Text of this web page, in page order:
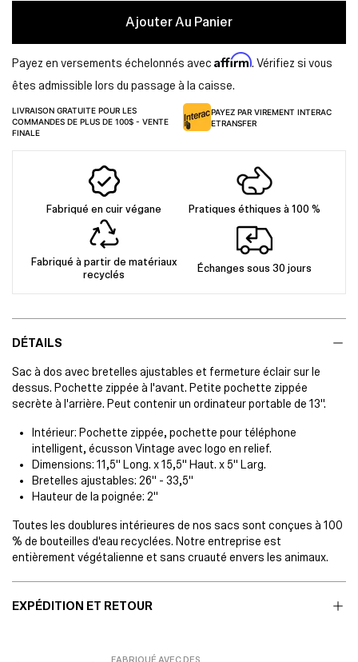
Ajouter Au Panier
Payez en versements échelonnés avec Affirm. Vérifiez si vous
êtes admissible lors du passage à la caisse.
LIVRAISON GRATUITE POUR LES
COMMANDES DE PLUS DE 100$ - VENTE
FINALE
PAYEZ PAR VIREMENT INTERAC
ETRANSFER
Fabriqué en cuir végane Pratiques éthiques à 100 %
Fabriqué à partir de matériaux
recyclés
Échanges sous 30 jours
DÉTAILS
Sac à dos avec bretelles ajustables et fermeture éclair sur le
dessus. Pochette zippée à l'avant. Petite pochette zippée
secrète à l'arrière. Peut contenir un ordinateur portable de 13".
Intérieur: Pochette zippée, pochette pour téléphone
intelligent, écusson Vintage avec logo en relief.
Dimensions: 11,5" Long. x 15,5" Haut. x 5" Larg.
Bretelles ajustables: 26" - 33,5"
Hauteur de la poignée: 2"
Toutes les doublures intérieures de nos sacs sont conçues à 100
% de bouteilles d'eau recyclées. Notre entreprise est
entièrement végétalienne et sans cruauté envers les animaux.
EXPÉDITION ET RETOUR
FABRIQUÉ AVEC DES